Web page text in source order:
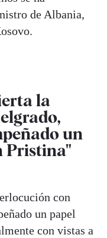
de Albania,
la
un
Pristina"
con
un papel
con vistas a